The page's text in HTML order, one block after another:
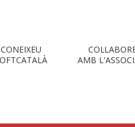
CONEIXEU
AMB